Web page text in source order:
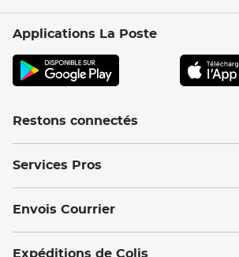
Applications La Poste
Restons connectés
Services Pros
Envois Courrier
Expéditions de Colis